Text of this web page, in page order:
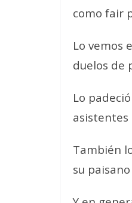
como fair
Lo vemos
duelos de
Lo
asistentes
También
su